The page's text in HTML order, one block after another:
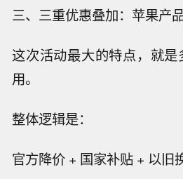
三、三重优惠叠加：苹果产
这次活动最大的特点，就
用。
整体逻辑是：
官方降价 + 国家补贴 + 以旧